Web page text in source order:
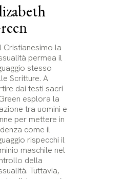
Cristianesimo la
permea il
stesso
Scritture. A
dai testi sacri
esplora la
tra uomini e
per mettere in
come il
rispecchi il
maschile nel
della
Tuttavia,